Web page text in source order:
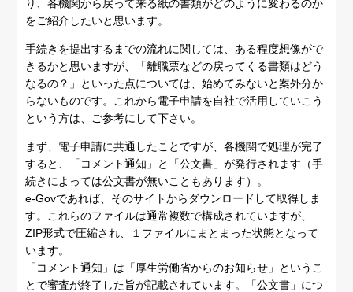
り、各機関から戻って来る紙の書類がどのように変わるのか
をご紹介したいと思います。
手続きを提出するまでの流れに関しては、ある程度想像がで
きるかと思いますが、「離職票などの戻ってくる書類はどう
なるの？」といった点については、始めてみないと案外分か
らないものです。これから電子申請を自社で活用していこう
という方は、ご参考にして下さい。
まず、電子申請に共通したことですが、各機関で処理が完了
すると、「コメント通知」と「公文書」が発行されます（手
続きによっては公文書が無いこともあります）。
e-Govであれば、そのサイトからダウンロードして取得しま
す。これらのファイルは通常複数で構成されていますが、
ZIP形式で圧縮され、１ファイルにまとまった状態となって
います。
「コメント通知」は「厚生労働省からのお知らせ」というこ
とで審査が終了した旨が記載されています。「公文書」につ